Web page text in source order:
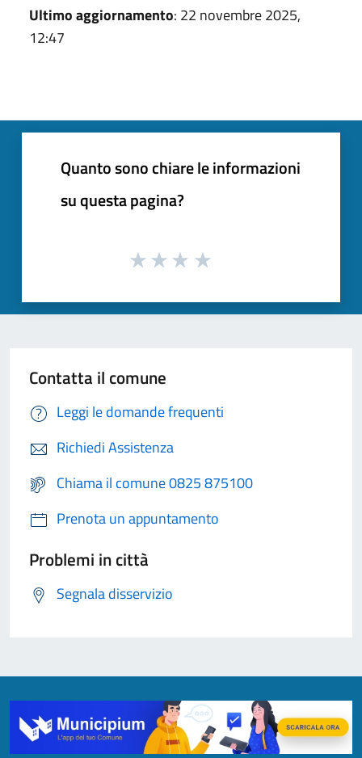
Ultimo aggiornamento: 22 novembre 2025,
12:47
Quanto sono chiare le informazioni
su questa pagina?
Contatta il comune
Leggi le domande frequenti
Richiedi Assistenza
Chiama il comune 0825 875100
Prenota un appuntamento
Problemi in città
Segnala disservizio